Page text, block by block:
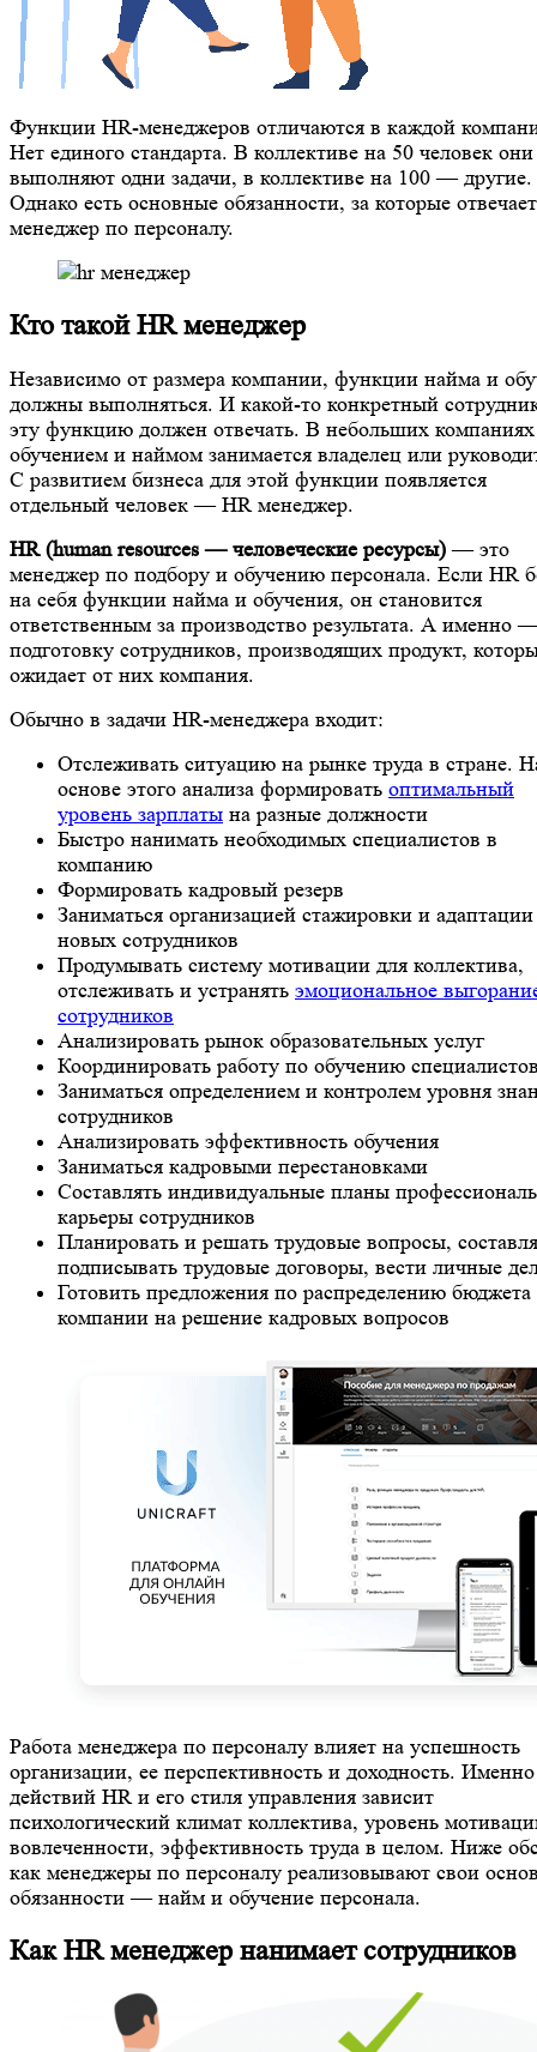
Функции HR-менеджеров отличаются в каждой
Нет единого стандарта. В коллективе на 50 человек они
выполняют одни задачи, в коллективе на 100 — другие.
Однако есть основные обязанности, за которые отвечает
менеджер по персоналу.
Кто такой HR менеджер
Независимо от размера компании, функции найма и
должны выполняться. И какой-то конкретный
эту функцию должен отвечать. В небольших компаниях
обучением и наймом занимается владелец или
С развитием бизнеса для этой функции появляется
отдельный человек — HR менеджер.
HR (human resources — человеческие ресурсы) — это
менеджер по подбору и обучению персонала. Если HR
на себя функции найма и обучения, он становится
ответственным за производство результата. А именно
подготовку сотрудников, производящих продукт,
ожидает от них компания.
Обычно в задачи HR-менеджера входит:
Отслеживать ситуацию на рынке труда в стране.
основе этого анализа формировать оптимальный
уровень зарплаты на разные должности
Быстро нанимать необходимых специалистов в
компанию
Формировать кадровый резерв
Заниматься организацией стажировки и адаптации
новых сотрудников
Продумывать систему мотивации для коллектива,
отслеживать и устранять эмоциональное
сотрудников
Анализировать рынок образовательных услуг
Координировать работу по обучению
Заниматься определением и контролем уровня
сотрудников
Анализировать эффективность обучения
Заниматься кадровыми перестановками
Составлять индивидуальные планы
карьеры сотрудников
Планировать и решать трудовые вопросы,
подписывать трудовые договоры, вести личные
Готовить предложения по распределению бюджета
компании на решение кадровых вопросов
Работа менеджера по персоналу влияет на успешность
организации, ее перспективность и доходность.
действий HR и его стиля управления зависит
психологический климат коллектива, уровень
вовлеченности, эффективность труда в целом. Ниже
как менеджеры по персоналу реализовывают свои
обязанности — найм и обучение персонала.
Как HR менеджер нанимает сотрудников